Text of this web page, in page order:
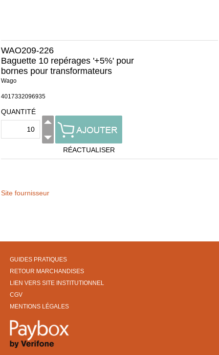
WAO209-226
Baguette 10 repérages '+5%' pour
bornes pour transformateurs
Wago
4017332096935
QUANTITÉ
RÉACTUALISER
Site fournisseur
GUIDES PRATIQUES
RETOUR MARCHANDISES
LIEN VERS SITE INSTITUTIONNEL
CGV
MENTIONS LÉGALES